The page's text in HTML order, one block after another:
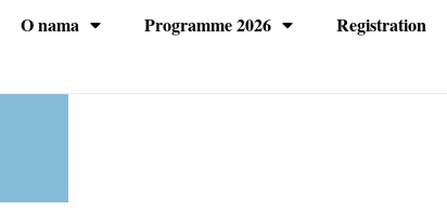
O nama Programme 2026 Registration